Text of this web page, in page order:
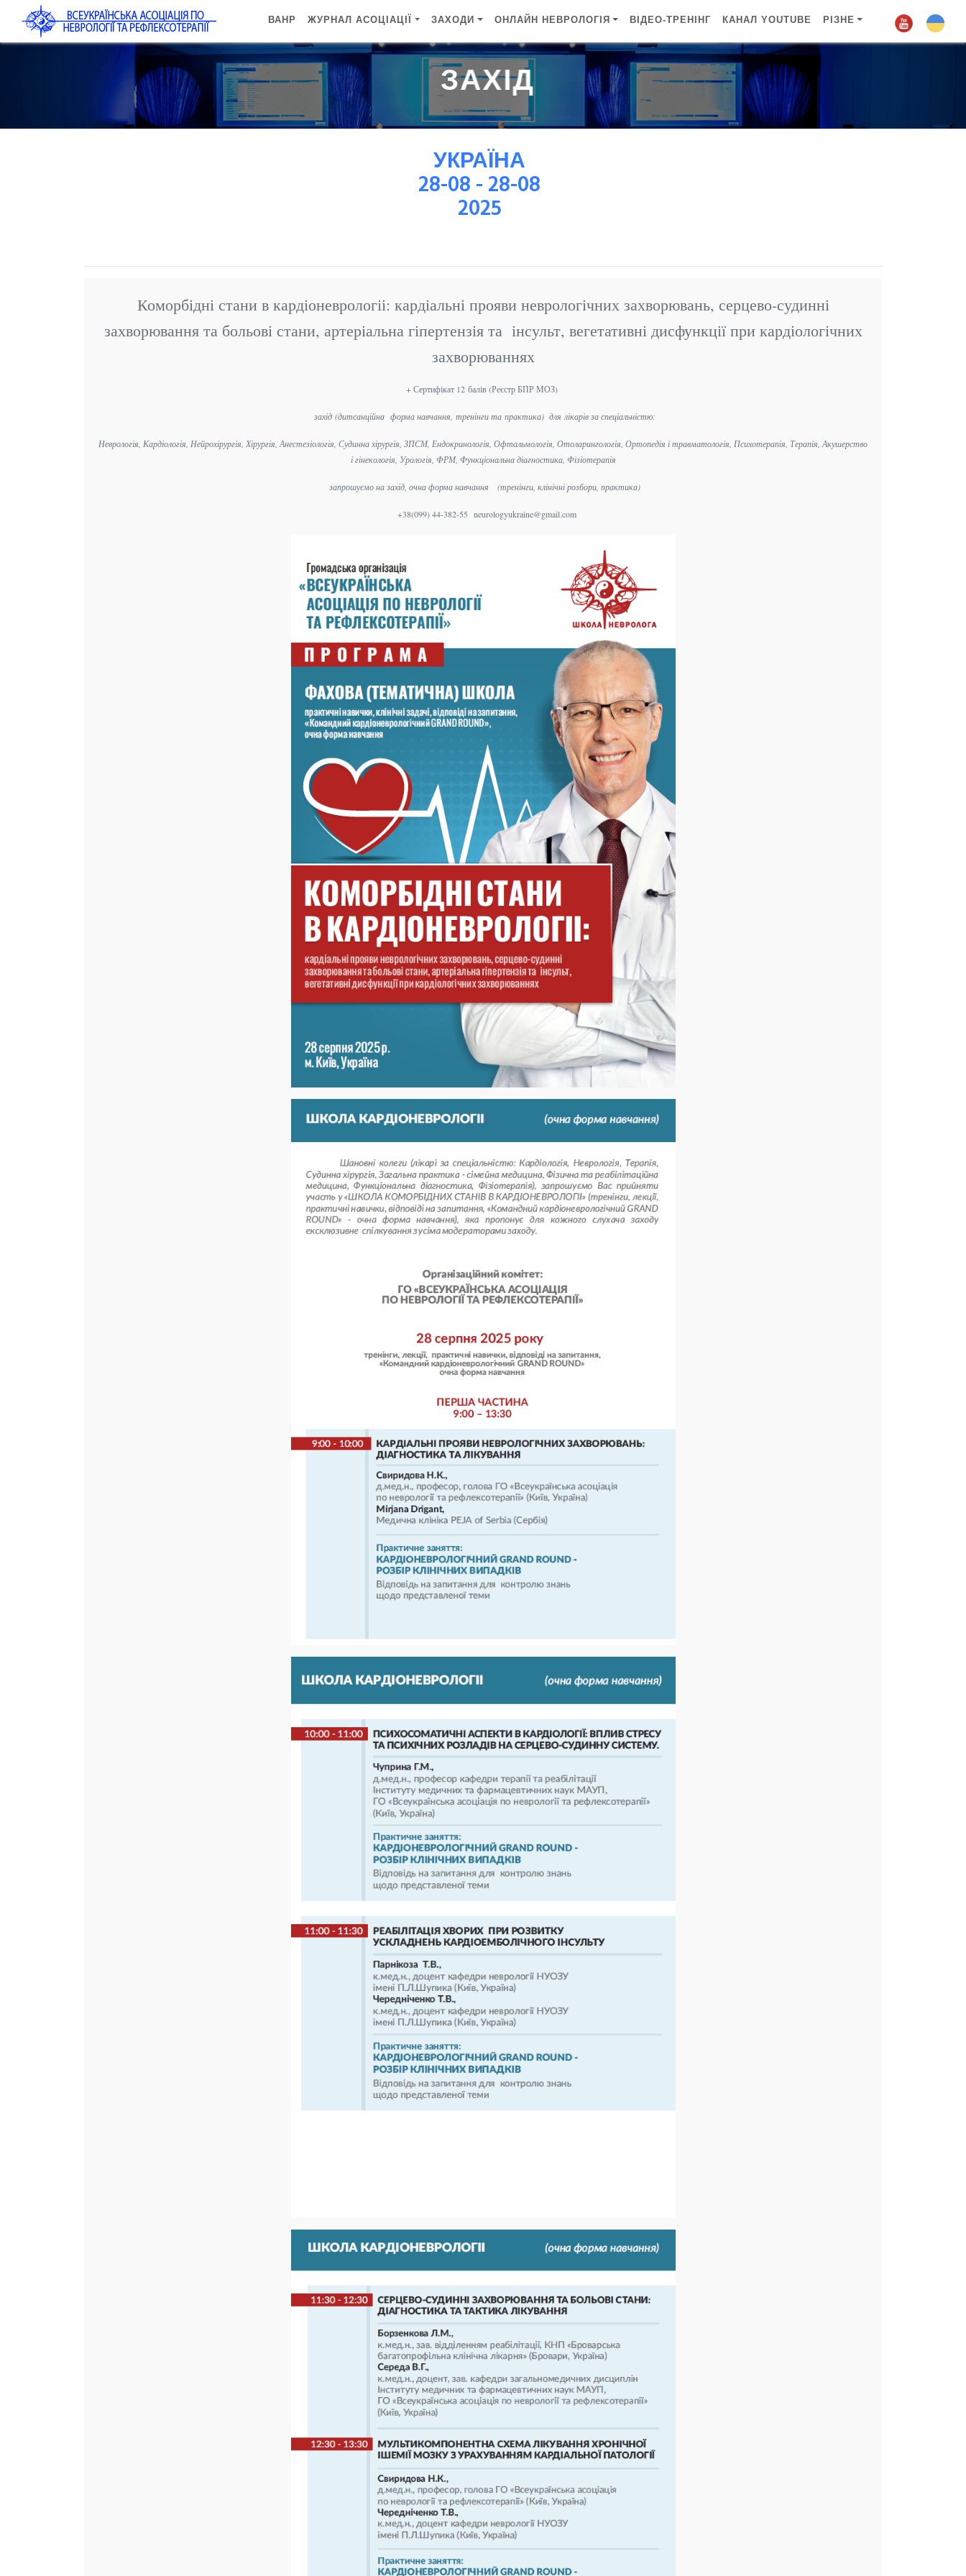
ВАНР ЖУРНАЛ АСОЦІАЦІЇ ЗАХОДИ ОНЛАЙН НЕВРОЛОГІЯ ВІДЕО-ТРЕНІНГ КАНАЛ YOUTUBE РІЗНЕ
ЗАХІД
УКРАЇНА
28-08 - 28-08
2025
Коморбідні стани в кардіоневрологіі: кардіальні прояви неврологічних захворювань, серцево-судинні
захворювання та больові стани, артеріальна гіпертензія та інсульт, вегетативні дисфункції при кардіологічних
захворюваннях
+ Сертифікат 12 балів (Реєстр БПР МОЗ)
захід (дитсанційна форма навчання, тренінги та практика) для лікарів за спеціальністю:
Неврологія, Кардіологія, Нейрохірургія, Хірургія, Анестезіологія, Судинна хірургія, ЗПСМ, Ендокринологія, Офтальмологія, Отоларингологія, Ортопедія і травматологія, Психотерапія, Терапія, Акушерство
і гінекологія, Урологія, ФРМ, Функціональна діагностика, Фізіотерапія
запрошуємо на захід, очна форма навчання (тренінги, клінічні розбори, практика)
+38(099) 44-382-55 neurologyukraine@gmail.com